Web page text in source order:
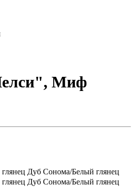
Миф
Дуб Сонома/Белый глянец
Дуб Сонома/Белый глянец